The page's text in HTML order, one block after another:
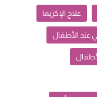
علاج الإكزيما
عند الأطفال